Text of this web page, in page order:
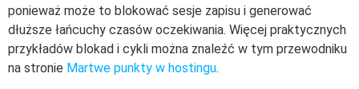
ponieważ może to blokować sesje zapisu i generować
dłuższe łańcuchy czasów oczekiwania. Więcej praktycznych
przykładów blokad i cykli można znaleźć w tym przewodniku
na stronie Martwe punkty w hostingu.